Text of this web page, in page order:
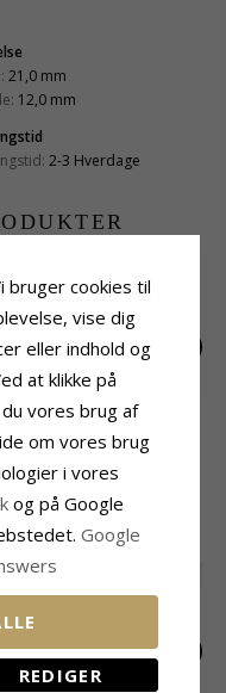
21,0 mm
12,0 mm
2-3 Hverdage
12 mm hjerter
Creoler øreringe i
sølv
CHANTI pris
DENNE HAR
cookies til
vise dig
eller indhold og
at klikke på
vores brug af
om vores brug
i vores
og på Google
Google
REDIGER